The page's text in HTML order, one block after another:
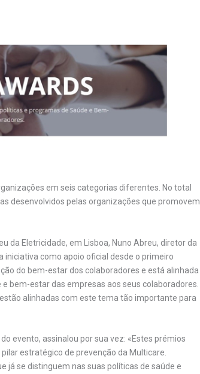
em seis categorias diferentes. No total
desenvolvidos pelas organizações que promovem
da Eletricidade, em Lisboa, Nuno Abreu, diretor da
iniciativa como apoio oficial desde o primeiro
do bem-estar dos colaboradores e está alinhada
bem-estar das empresas aos seus colaboradores.
alinhadas com este tema tão importante para
evento, assinalou por sua vez: «Estes prémios
estratégico de prevenção da Multicare.
já se distinguem nas suas políticas de saúde e